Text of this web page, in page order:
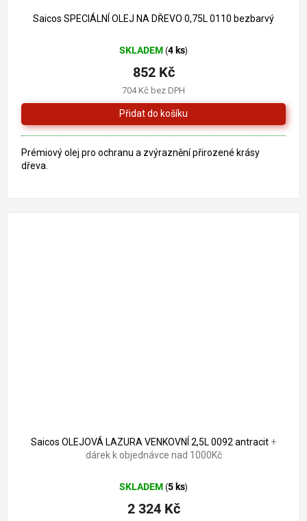
Saicos SPECIÁLNÍ OLEJ NA DŘEVO 0,75L 0110 bezbarvý
SKLADEM (4 ks)
704 Kč bez DPH
852 Kč
Prémiový olej pro ochranu a zvýraznění přirozené krásy
dřeva.
Saicos OLEJOVÁ LAZURA VENKOVNÍ 2,5L 0092 antracit +
dárek k objednávce nad 1000Kč
SKLADEM (5 ks)
2 324 Kč